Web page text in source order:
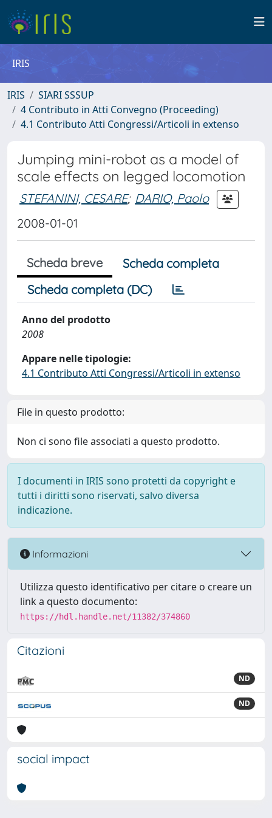
IRIS
IRIS
SIARI SSSUP
4 Contributo in Atti Convegno (Proceeding)
4.1 Contributo Atti Congressi/Articoli in extenso
Jumping mini-robot as a model of
scale effects on legged locomotion
STEFANINI, CESARE; DARIO, Paolo
2008-01-01
Scheda breve
Scheda completa
Scheda completa (DC)
Anno del prodotto
2008
Appare nelle tipologie:
4.1 Contributo Atti Congressi/Articoli in extenso
File in questo prodotto:
Non ci sono file associati a questo prodotto.
I documenti in IRIS sono protetti da copyright e
tutti i diritti sono riservati, salvo diversa
indicazione.
Informazioni
Utilizza questo identificativo per citare o creare un
link a questo documento:
https://hdl.handle.net/11382/374860
Citazioni
ND
ND
social impact